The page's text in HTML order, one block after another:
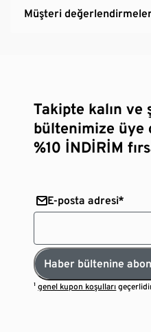
Müşteri
Takipte kalın ve
bültenimize
%10 İNDİRİM
E-posta adresi*
Haber bültenine
¹genel kupon koşulları